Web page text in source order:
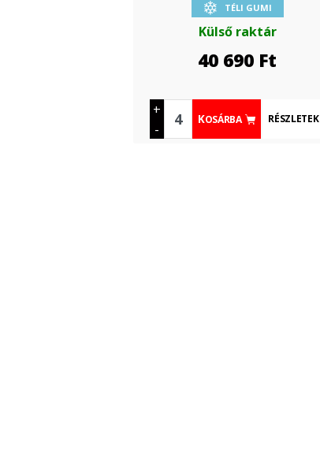
TÉLI GUMI
Külső raktár
40 690 Ft
+
-
KOSÁRBA RÉSZLETEK